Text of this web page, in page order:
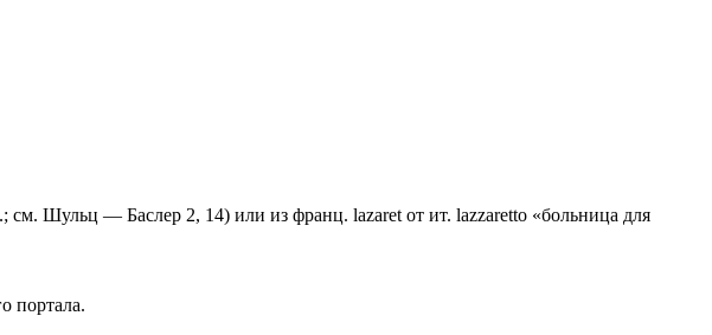
Шульц — Баслер 2, 14) или из франц. lаzаrеt от ит. lazzaretto «больница для
портала.